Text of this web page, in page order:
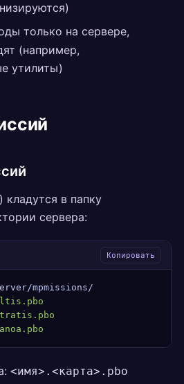
только на сервере,
(например,
утилиты)
в папку
сервера:
Копировать
mpmissions/
<имя>.<карта>.pbo